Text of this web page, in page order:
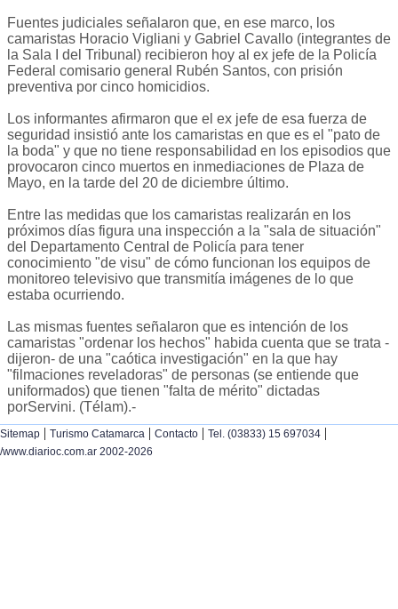
Fuentes judiciales señalaron que, en ese marco, los
camaristas Horacio Vigliani y Gabriel Cavallo (integrantes de
la Sala I del Tribunal) recibieron hoy al ex jefe de la Policía
Federal comisario general Rubén Santos, con prisión
preventiva por cinco homicidios.
Los informantes afirmaron que el ex jefe de esa fuerza de
seguridad insistió ante los camaristas en que es el "pato de
la boda" y que no tiene responsabilidad en los episodios que
provocaron cinco muertos en inmediaciones de Plaza de
Mayo, en la tarde del 20 de diciembre último.
Entre las medidas que los camaristas realizarán en los
próximos días figura una inspección a la "sala de situación"
del Departamento Central de Policía para tener
conocimiento "de visu" de cómo funcionan los equipos de
monitoreo televisivo que transmitía imágenes de lo que
estaba ocurriendo.
Las mismas fuentes señalaron que es intención de los
camaristas "ordenar los hechos" habida cuenta que se trata -
dijeron- de una "caótica investigación" en la que hay
"filmaciones reveladoras" de personas (se entiende que
uniformados) que tienen "falta de mérito" dictadas
porServini. (Télam).-
Sitemap | Turismo Catamarca | Contacto | Tel. (03833) 15 697034 |
/www.diarioc.com.ar 2002-2026